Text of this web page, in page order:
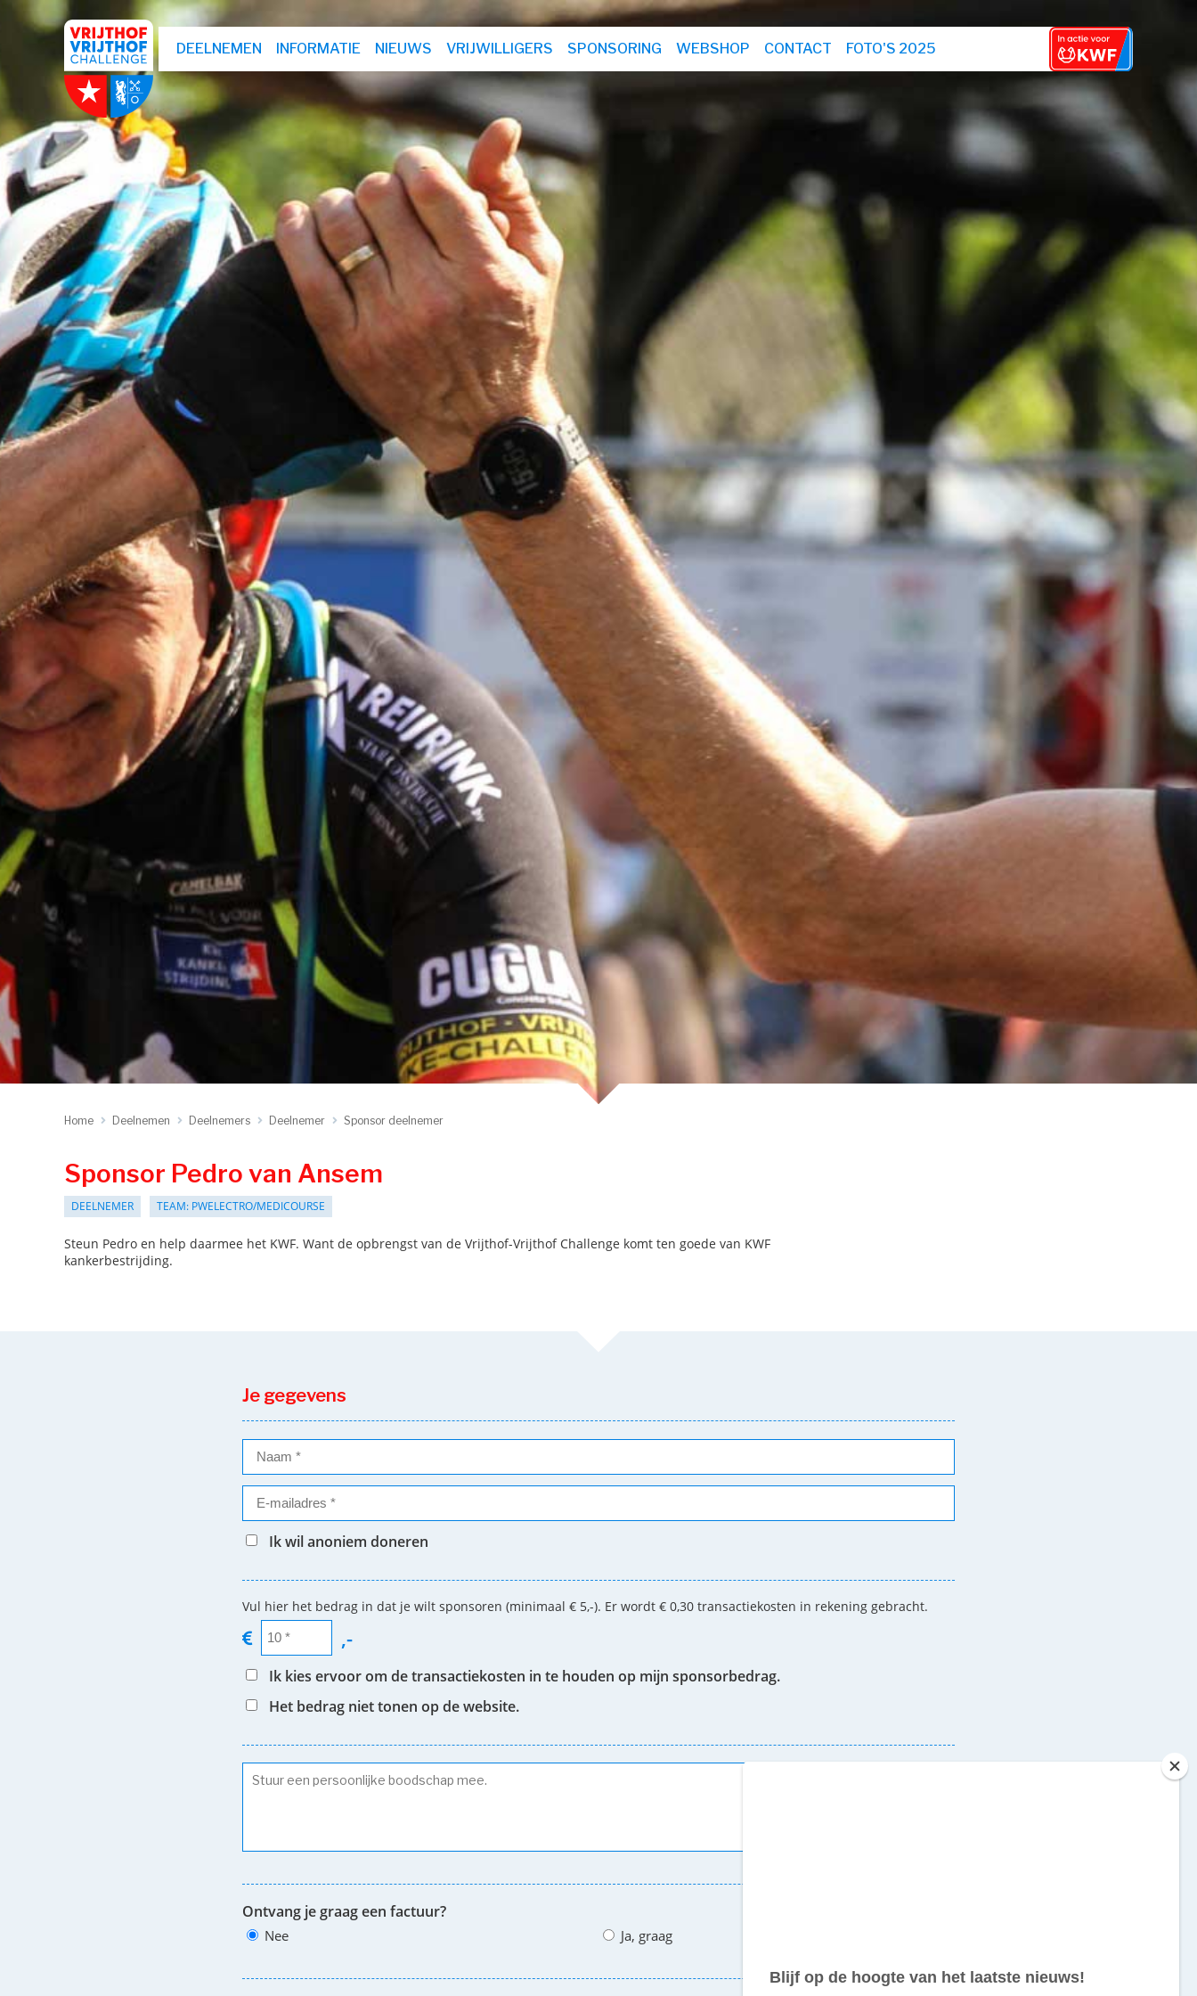
DEELNEMEN INFORMATIE NIEUWS VRIJWILLIGERS SPONSORING WEBSHOP CONTACT FOTO'S 2025
Home Deelnemen Deelnemers Deelnemer Sponsor deelnemer
Sponsor Pedro van Ansem
DEELNEMER TEAM: PWELECTRO/MEDICOURSE
Steun Pedro en help daarmee het KWF. Want de opbrengst van de Vrijthof-Vrijthof Challenge komt ten goede van KWF
kankerbestrijding.
Je gegevens
Ik wil anoniem doneren
Vul hier het bedrag in dat je wilt sponsoren (minimaal € 5,-). Er wordt € 0,30 transactiekosten in rekening gebracht.
,-
Ik kies ervoor om de transactiekosten in te houden op mijn sponsorbedrag.
Het bedrag niet tonen op de website.
Ontvang je graag een factuur?
Nee Ja, graag